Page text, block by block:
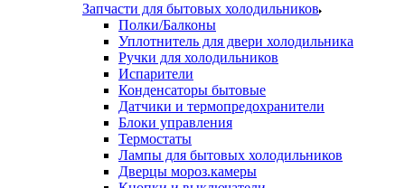
Запчасти для бытовых холодильников
Полки/Балконы
Уплотнитель для двери холодильника
Ручки для холодильников
Испарители
Конденсаторы бытовые
Датчики и термопредохранители
Блоки управления
Термостаты
Лампы для бытовых холодильников
Дверцы мороз.камеры